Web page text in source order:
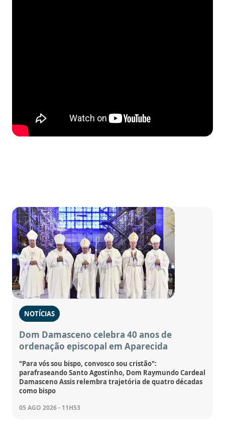
NOTÍCIAS
Dom Damasceno celebra 40 anos de
ordenação episcopal em Aparecida
"Para vós sou bispo, convosco sou cristão":
parafraseando Santo Agostinho, Dom Raymundo Cardeal
Damasceno Assis relembra trajetória de quatro décadas
como bispo
05 AGO 2026 - 11H53